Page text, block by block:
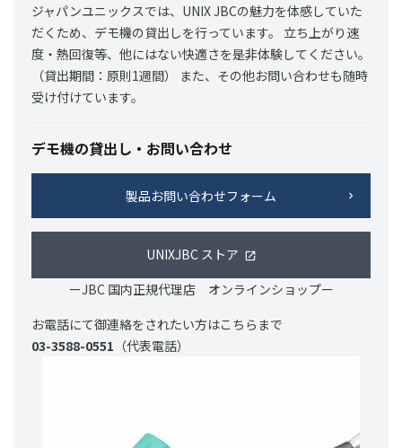
ジャパンユニックスでは、UNIX JBCの魅力を体感していた
だくため、デモ機の貸出しを行っています。 立ち上がり速
度・熱回復等、他にはない快適さを是非体験してください。
（貸出期間：原則1週間） また、その他お問い合わせも随時
受け付けています。
デモ機の貸出し・お問い合わせ
製品お問い合わせフォーム
UNIXJBC ストア
ーJBC 国内正規代理店 オンラインショップー
お電話にて御連絡をされたい方はこちらまで
03-3588-0551 （代表電話）